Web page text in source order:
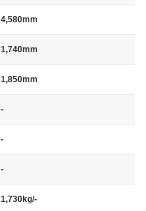
4,580mm
1,740mm
1,850mm
-
-
-
1,730kg/-